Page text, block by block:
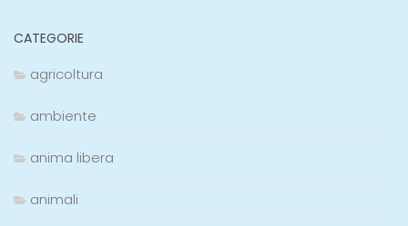
CATEGORIE
agricoltura
ambiente
anima libera
animali